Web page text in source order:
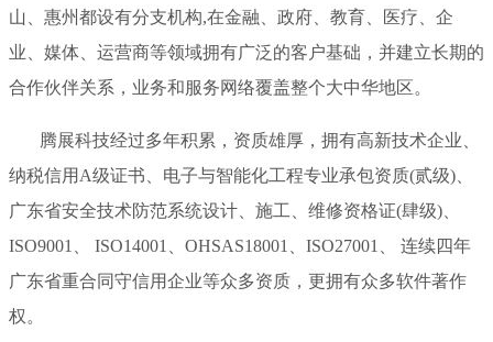
山、惠州都设有分支机构,在金融、政府、教育、医疗、企
业、媒体、运营商等领域拥有广泛的客户基础，并建立长期的
合作伙伴关系，业务和服务网络覆盖整个大中华地区。
腾展科技经过多年积累，资质雄厚，拥有高新技术企业、
纳税信用A级证书、电子与智能化工程专业承包资质(贰级)、
广东省安全技术防范系统设计、施工、维修资格证(肆级)、
ISO9001、 ISO14001、OHSAS18001、ISO27001、 连续四年
广东省重合同守信用企业等众多资质，更拥有众多软件著作
权。